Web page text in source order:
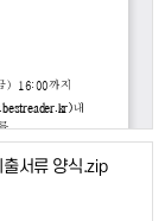
서류 양식.zip